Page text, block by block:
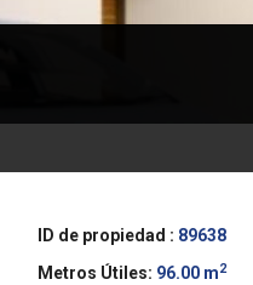
ID de propiedad : 89638
Metros Útiles: 96.00 m2